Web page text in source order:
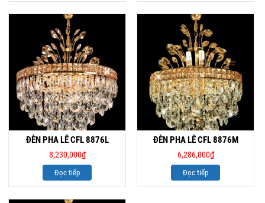
ĐÈN PHA LÊ CFL 8876L
8,230,000₫
Đọc tiếp
ĐÈN PHA LÊ CFL 8876M
6,286,000₫
Đọc tiếp